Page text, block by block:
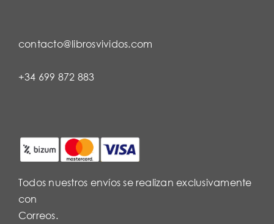
contacto@librosvividos.com
+34 699 872 883
Todos nuestros envíos se realizan exclusivamente
con
Correos.